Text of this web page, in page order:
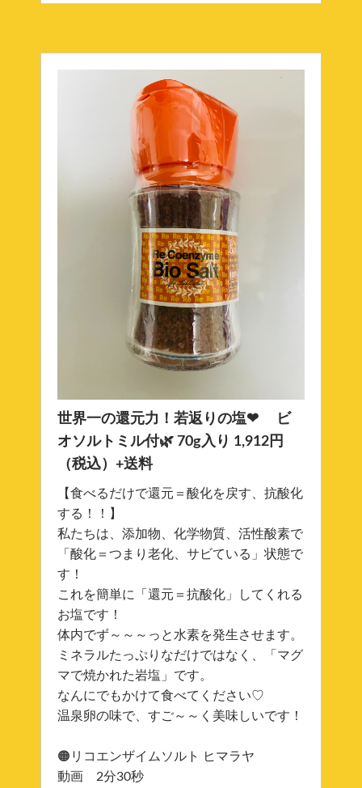
世界一の還元力！若返りの塩❤ ビ
オソルトミル付🌿 70g入り 1,912円
（税込）+送料
【食べるだけで還元＝酸化を戻す、抗酸化
する！！】
私たちは、添加物、化学物質、活性酸素で
「酸化＝つまり老化、サビている」状態で
す！
これを簡単に「還元＝抗酸化」してくれる
お塩です！
体内でず～～～っと水素を発生させます。
ミネラルたっぷりなだけではなく、「マグ
マで焼かれた岩塩」です。
なんにでもかけて食べてください♡
温泉卵の味で、すご～～く美味しいです！
🟠リコエンザイムソルト ヒマラヤ
動画 2分30秒